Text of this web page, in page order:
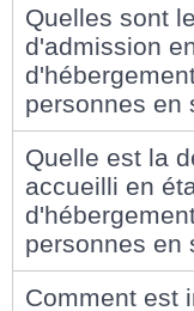
Quelles sont
d'admission
personnes en
Quelle est la
accueilli en
personnes en
Comment est